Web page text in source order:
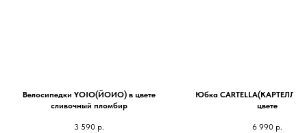
Велосипедки YOIO(ЙОИО) в цвете
сливочный пломбир
3 590 р.
Юбка CARTELLA(КАРТЕЛЛА)
цвете
6 990 р.